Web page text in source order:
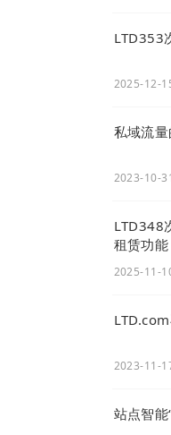
因此，
没有生
我们始
二、
一线
LTD353
2025-12-
私域流
2023-10-
LTD348
租赁功能
2025-11-
2023-11-
站点智